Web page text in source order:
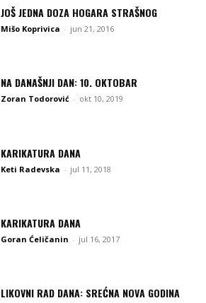
JOŠ JEDNA DOZA HOGARA STRAŠNOG
Mišo Koprivica - jun 21, 2016
NA DANAŠNJI DAN: 10. OKTOBAR
Zoran Todorović - okt 10, 2019
KARIKATURA DANA
Keti Radevska - jul 11, 2018
KARIKATURA DANA
Goran Ćeličanin - jul 16, 2017
LIKOVNI RAD DANA: SREĆNA NOVA GODINA